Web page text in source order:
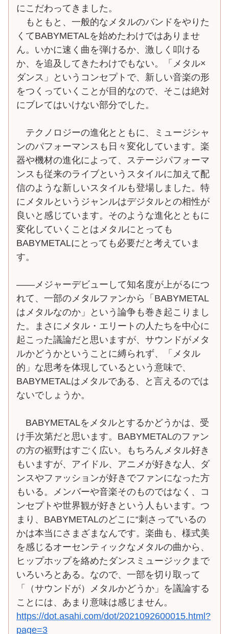
にこだわってきました。
もともと、一般的なメタルのバンドをやりた
くてBABYMETALを始めたわけではありませ
ん。いかに速く曲を弾けるか、激しく叩ける
か、を追及してきたわけでもない。「メタル×
ダンス」というコンセプトで、新しい音楽の形
をつくっていくことが目的なので、そこは絶対
にブレてはいけない部分でした。
テクノロジーの進化とともに、ミュージシャ
ンのパフォーマンスも日々変化しています。楽
器や機材の進化によって、ステージパフォーマ
ンスも従来のライブというスタイルに加えて配
信のような新しいスタイルも登場しました。特
にメタルというジャンルはデジタルとの相性が
良いと感じています。そのような進化とともに
変化していくことはメタルにとっても
BABYMETALにとっても必要だと考えていま
す。
――メジャーデビューして知名度が上がるにつ
れて、一部のメタルファンから「BABYMETAL
はメタルなのか」という論争も巻き起こりまし
た。まさにメタル・エリートの人たちを中心に
起こった議論だと思いますが、サウンドがメタ
ルかどうかということに縛られず、「メタル
的」な思考を体現しているという意味で、
BABYMETALはメタルである、と言えるのでは
ないでしょうか。
BABYMETALをメタルとするかどうかは、受
け手次第だと思います。BABYMETALのファン
の方の裾野はすごく広い。もちろんメタル好き
もいますが、アイドル、アニメが好きな人、ダ
ンスやファッションが好きでファンになった方
もいる。メンバーや音楽そのものではなく、コ
ンセプトや世界観が好きという人もいます。つ
まり、BABYMETALのどこに“刺さって”いるの
かは本当にさまざまなんです。楽曲も、様式美
を感じるオーセンティックなメタルの曲から、
ヒップホップを絡めたダンスミュージックまで
いろいろとある。なので、一部を切り取って
「（サウンドが）メタルかどうか」を議論する
ことには、あまり意味は感じません。
https://dot.asahi.com/dot/2021092600015.html?
page=3